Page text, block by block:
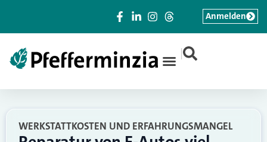
|
Anmelden
WERKSTATTKOSTEN UND ERFAHRUNGSMANGEL